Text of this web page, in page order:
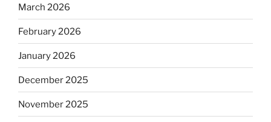
March 2026
February 2026
January 2026
December 2025
November 2025